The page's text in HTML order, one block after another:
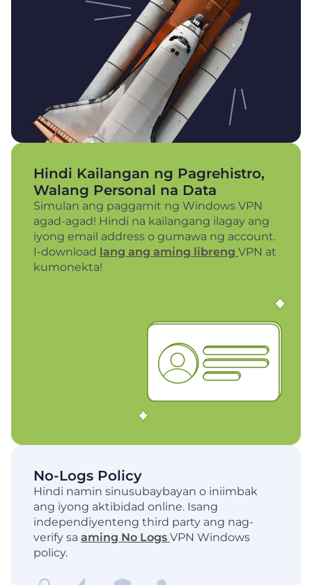
Hindi Kailangan ng Pagrehistro,
Walang Personal na Data
Simulan ang paggamit ng Windows VPN
agad-agad! Hindi na kailangang ilagay ang
iyong email address o gumawa ng account.
I-download lang ang aming libreng VPN at
kumonekta!
No-Logs Policy
Hindi namin sinusubaybayan o iniimbak
ang iyong aktibidad online. Isang
independiyenteng third party ang nag-
verify sa aming No Logs VPN Windows
policy.